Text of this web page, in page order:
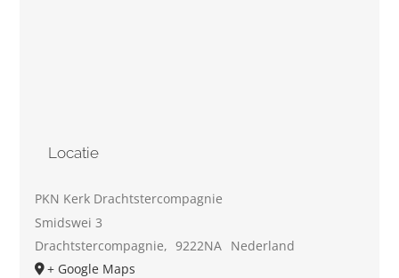
Locatie
PKN Kerk Drachtstercompagnie
Smidswei 3
Drachtstercompagnie, 9222NA Nederland
+ Google Maps